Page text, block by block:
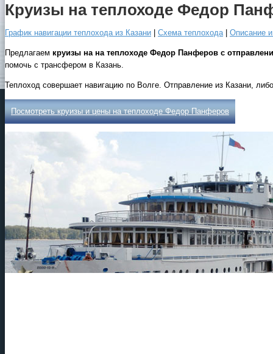
Все виды отдыха в России
Самые популярные:
Автобусные туры на черное
море.
Соль-Илецк автобусом
Детские лагеря в Туапсе
Великий Устюг
2027 год
Круизы на теплоходе Федор
График навигации теплохода из Казани Схема теплохода Описание
Предлагаем круизы на на теплоходе Федор Панферов с
помочь с трансфером в Казань.
Теплоход совершает навигацию по Волге. Отправление из Казани,
Посмотреть круизы и цены на теплоходе Федор Панферов